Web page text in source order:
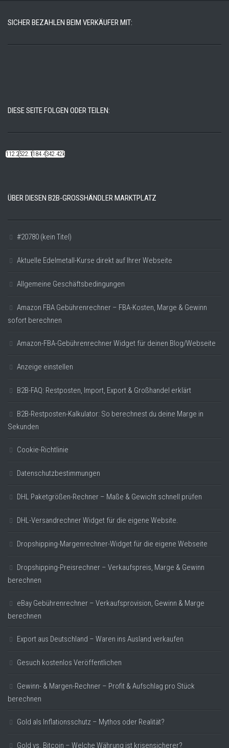
SICHER BEZAHLEN BEIM VERKÄUFER MIT:
DIESE SEITE FOLGEN ODER TEILEN:
112.22k522.14k184.48k342.42k
ÜBER DIESEN B2B-GROSSHÄNDLER MARKTPLATZ
#20780 (kein Titel)
Aktuelle Edelmetall-Kurse direkt auf Ihrer Webseite
Allgemeine Geschäftsbedingungen
Amazon FBA Gebührenrechner – FBA-Kosten, Marge & Gewinn
sofort berechnen
Amazon-FBA-Gebührenrechner Widget für deinen Blog/Webseite
Anzeige einstellen
B2B-FAQ: Restposten, Import, Export & Großhandel erklärt
B2B-Restposten-Kalkulator: So berechnest du deine Marge in
Sekunden
Cookie-Richtlinie
Datenschutzbestimmungen
DHL Paketgrößen-Rechner – Maße & Gewicht schnell prüfen
DHL-Versandrechner Widget für die eigene Website.
Dropshipping-Margenrechner-Widget für die eigene Webseite
Dropshipping-Preisrechner – Verkaufspreis, Marge & Gewinn
berechnen
eBay Gebührenrechner – Verkaufsprovision, Gewinn & Marge
berechnen
Export aus Deutschland – Waren ins Ausland verkaufen
Gesuch kostenlos Veröffentlichen
Gewinn- & Margen-Rechner – Profit & Aufschlag pro Stück
berechnen
Gold als Inflationsschutz – Mythos oder Realität?
Gold vs. Bitcoin – Welche Währung ist krisensicherer?